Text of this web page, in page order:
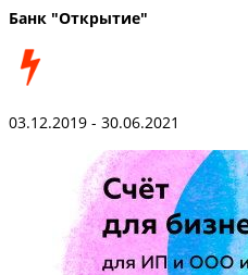
Банк "Открытие"
03.12.2019 - 30.06.2021